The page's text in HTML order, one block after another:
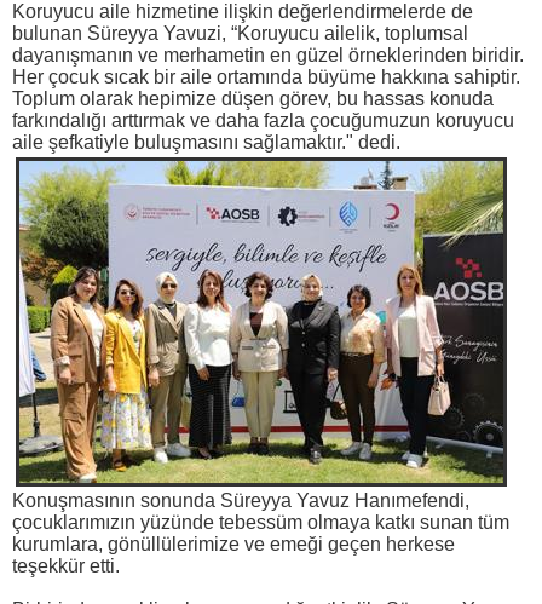
Koruyucu aile hizmetine ilişkin değerlendirmelerde de
bulunan Süreyya Yavuzi, “Koruyucu ailelik, toplumsal
dayanışmanın ve merhametin en güzel örneklerinden biridir.
Her çocuk sıcak bir aile ortamında büyüme hakkına sahiptir.
Toplum olarak hepimize düşen görev, bu hassas konuda
farkındalığı arttırmak ve daha fazla çocuğumuzun koruyucu
aile şefkatiyle buluşmasını sağlamaktır." dedi.
Konuşmasının sonunda Süreyya Yavuz Hanımefendi,
çocuklarımızın yüzünde tebessüm olmaya katkı sunan tüm
kurumlara, gönüllülerimize ve emeği geçen herkese
teşekkür etti.